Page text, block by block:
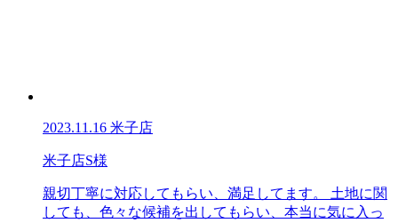
2023.11.16 米子店
米子店S様
親切丁寧に対応してもらい、満足してます。 土地に関
しても、色々な候補を出してもらい、本当に気に入っ